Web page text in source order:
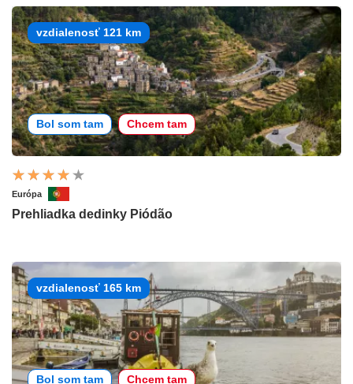
vzdialenosť 121 km
Bol som tam Chcem tam
Európa
Prehliadka dedinky Piódão
vzdialenosť 165 km
Bol som tam Chcem tam